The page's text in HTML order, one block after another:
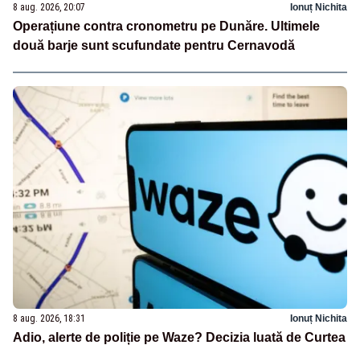
8 aug. 2026, 20:07 Ionuț Nichita
Operațiune contra cronometru pe Dunăre. Ultimele
două barje sunt scufundate pentru Cernavodă
8 aug. 2026, 18:31 Ionuț Nichita
Adio, alerte de poliție pe Waze? Decizia luată de Curtea